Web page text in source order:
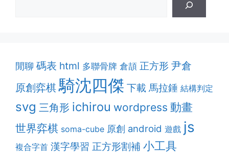
閒聊 碼表 html 多聯骨牌 倉頡 正方形 尹倉
原創弈棋 騎沈四傑 下載 馬拉錘 結構判定
svg 三角形 ichirou wordpress 動畫
世界弈棋 soma-cube 原創 android 遊戲 js
複合字首 漢字學習 正方形割補 小工具